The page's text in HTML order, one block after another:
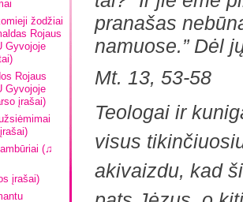
žodžiai
Rojaus
Gyvojoje
Rojaus
Gyvojoje
įrašai)
(♫
įrašai)
pranašas
namuose.” Dėl
Mt. 13, 53-58
Teologai ir
visus
akivaizdu, kad